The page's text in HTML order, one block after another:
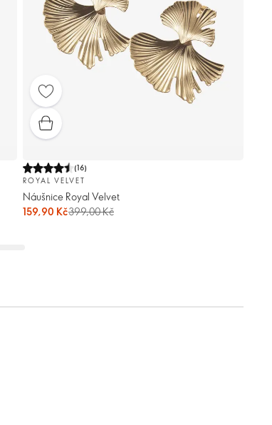
(16)
ROYAL VELVET
Náušnice Royal Velvet
159,90 Kč399,00 Kč